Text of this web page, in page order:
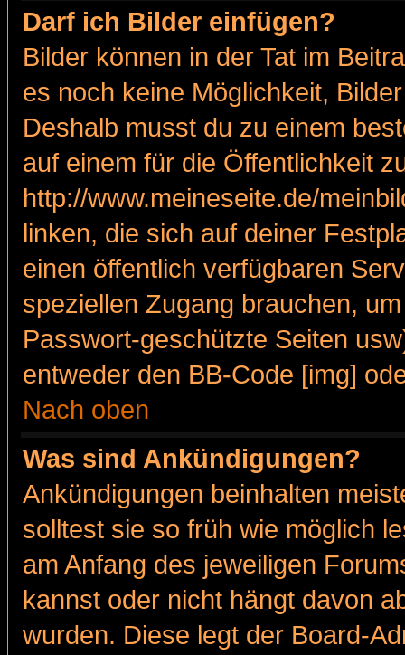
Darf ich Bilder einfügen?
Bilder können in der Tat im
es noch keine Möglichkeit,
Deshalb musst du zu einem
auf einem für die Öffentlichkeit
http://www.meineseite.de/
linken, die sich auf deiner
einen öffentlich verfügbaren
speziellen Zugang brauchen,
Passwort-geschützte Seiten
entweder den BB-Code [img]
Nach oben
Was sind Ankündigungen?
Ankündigungen beinhalten
solltest sie so früh wie möglich
am Anfang des jeweiligen
kannst oder nicht hängt davon
wurden. Diese legt der Board-